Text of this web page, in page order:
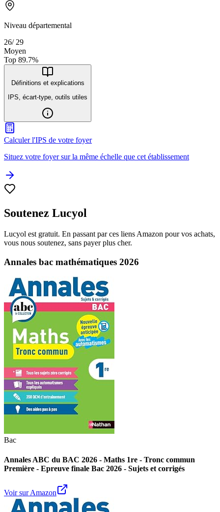
Niveau départemental
26/29
Moyen
Top 89.7%
Définitions et explications
IPS, écart-type, outils utiles
Calculer l'IPS de votre foyer
Situez votre foyer sur la même échelle que cet établissement
Soutenez Lucyol
Lucyol est gratuit. En passant par ces liens Amazon pour vos achats,
vous nous soutenez, sans payer plus cher.
Annales bac mathématiques 2026
Bac
Annales ABC du BAC 2026 - Maths 1re - Tronc commun
Première - Epreuve finale Bac 2026 - Sujets et corrigés
Voir sur Amazon